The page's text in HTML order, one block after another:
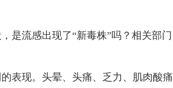
流感出现了“新毒株”吗？相关部门
现。头晕、头痛、乏力、肌肉酸痛